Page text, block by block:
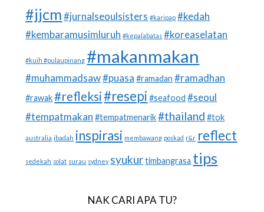
#jjcm #jurnalseoulsisters #karipap #kedah
#kembaramusimluruh #kepalabatas #koreaselatan
#kuih #pulaupinang #makanmakan
#muhammadsaw#puasa #ramadan #ramadhan
#rawak #refleksi#resepi #seafood #seoul
#tempatmakan #tempatmenarik #thailand #tok
australia ibadah inspirasi membawang poskad r&r reflect
sedekah solat surau sydney syukur timbangrasa tips
NAK CARI APA TU?